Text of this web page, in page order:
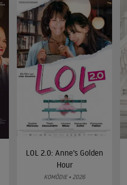
LOL 2.0: Anne’s Golden
Hour
KOMÖDIE • 2026